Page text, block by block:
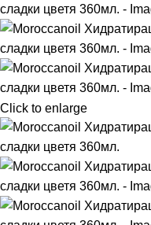
Click to enlarge